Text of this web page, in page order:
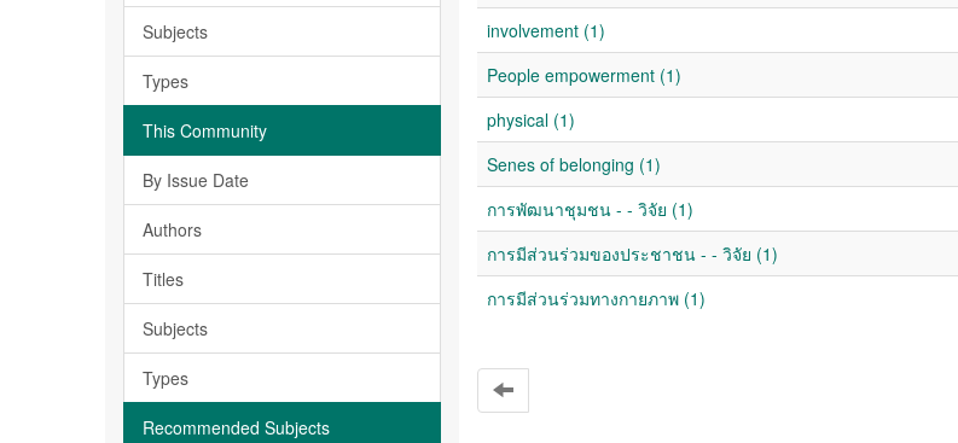
Subjects
Types
This Community
By Issue Date
Authors
Titles
Subjects
Types
Recommended Subjects
involvement (1)
People empowerment (1)
physical (1)
Senes of belonging (1)
การพัฒนาชุมชน - - วิจัย (1)
การมีส่วนร่วมของประชาชน - - วิจัย (1)
การมีส่วนร่วมทางกายภาพ (1)